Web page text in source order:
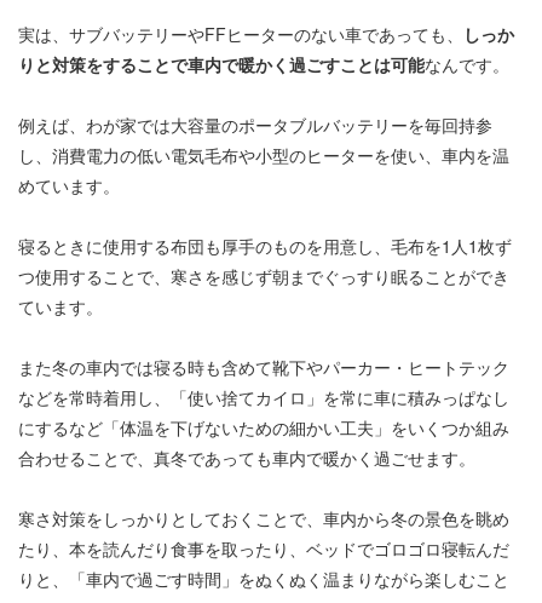
実は、サブバッテリーやFFヒーターのない車であっても、
しっか
りと対策をすることで車内で暖かく過ごすことは可能なんです。
例えば、わが家では大容量のポータブルバッテリーを毎回持参
し、消費電力の低い電気毛布や小型のヒーターを使い、車内を温
めています。
寝るときに使用する布団も厚手のものを用意し、毛布を1人1枚ず
つ使用することで、寒さを感じず朝までぐっすり眠ることができ
ています。
また冬の車内では寝る時も含めて靴下やパーカー・ヒートテック
などを常時着用し、「使い捨てカイロ」を常に車に積みっぱなし
にするなど「体温を下げないための細かい工夫」をいくつか組み
合わせることで、真冬であっても車内で暖かく過ごせます。
寒さ対策をしっかりとしておくことで、車内から冬の景色を眺め
たり、本を読んだり食事を取ったり、ベッドでゴロゴロ寝転んだ
りと、「車内で過ごす時間」をぬくぬく温まりながら楽しむこと